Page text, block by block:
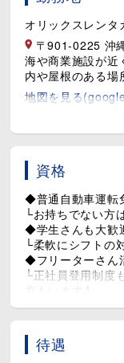
加えて翻訳機も導
安心して勤務でき
分からない事は、
でご安心くださ
オリックスレン
〒901-0225 沖
海や商業施設が近
内や屋根のある
地図を見る
資格
◆普通自動車運転
└お持ちでない方
◆学生さんも大歓
└柔軟にシフトの
◆フリーターさん
└正社員登用制度
方もいます♪
◆主婦・子育て中
みを活用して、自
待遇